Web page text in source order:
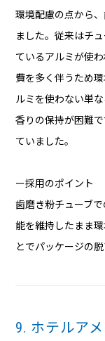
環境配慮の点から
ました。従来はチ
ているアルミが使
費を多く伴うため
ルミを使わない単
香りの保持が困難
ていました。
ー採用のポイント
歯磨き粉チューブ
能を維持したまま環
とでパッケージの
9. ホテルア